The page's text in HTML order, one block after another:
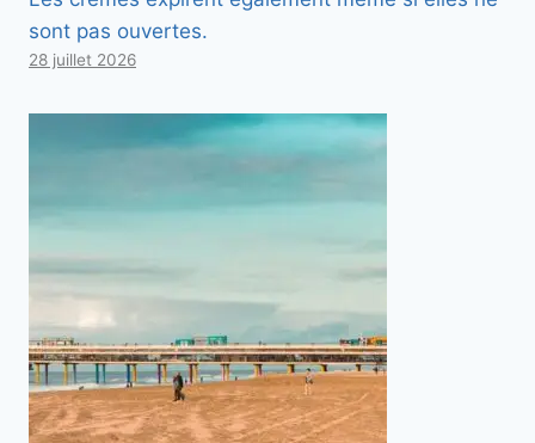
sont pas ouvertes.
28 juillet 2026